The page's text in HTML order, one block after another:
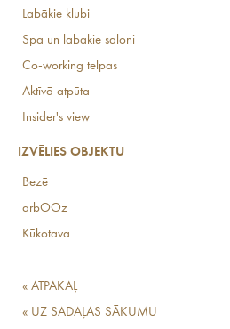
Labākie klubi
Spa un labākie saloni
Co-working telpas
Aktīvā atpūta
Insider's view
IZVĒLIES OBJEKTU
Bezē
arbOOz
Kūkotava
« ATPAKAĻ
« UZ SADAĻAS SĀKUMU